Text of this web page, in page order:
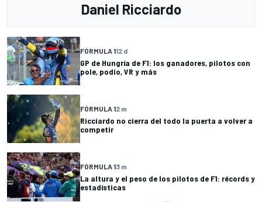
Daniel Ricciardo
FÓRMULA 112 d
GP de Hungría de F1: los ganadores, pilotos con
pole, podio, VR y más
FÓRMULA 12 m
Ricciardo no cierra del todo la puerta a volver a
competir
FÓRMULA 13 m
La altura y el peso de los pilotos de F1: récords y
estadísticas